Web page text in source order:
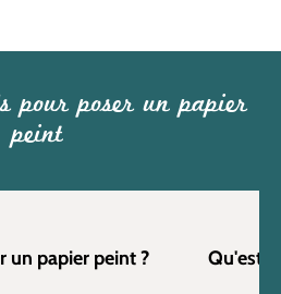
pour poser un papier
peint
un papier peint ? Qu'est